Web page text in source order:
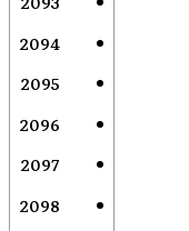
2094
2095
2096
2097
2098